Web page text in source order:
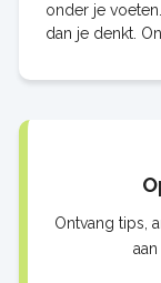
onder je
dan je denkt.
Ontvang tips,